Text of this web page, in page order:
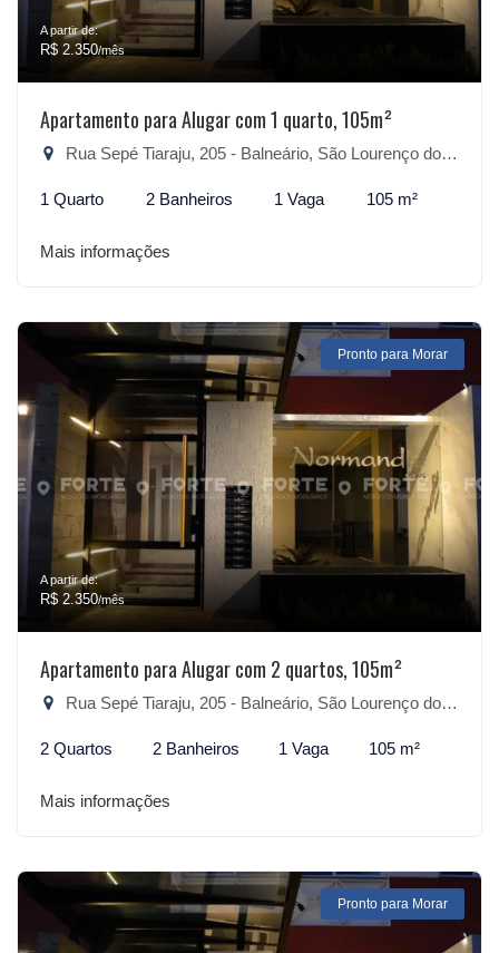
A partir de:
R$ 2.350/mês
Apartamento para Alugar com 1 quarto, 105m²
Rua Sepé Tiaraju, 205 - Balneário, São Lourenço do Sul-RS
1 Quarto 2 Banheiros 1 Vaga 105 m²
Mais informações
Pronto para Morar
A partir de:
R$ 2.350/mês
Apartamento para Alugar com 2 quartos, 105m²
Rua Sepé Tiaraju, 205 - Balneário, São Lourenço do Sul-RS
2 Quartos 2 Banheiros 1 Vaga 105 m²
Mais informações
Pronto para Morar